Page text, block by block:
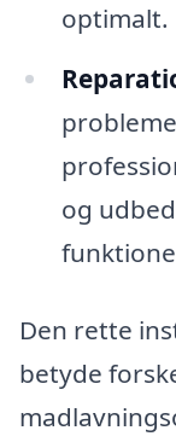
optimalt.
og
Den rette
betyde